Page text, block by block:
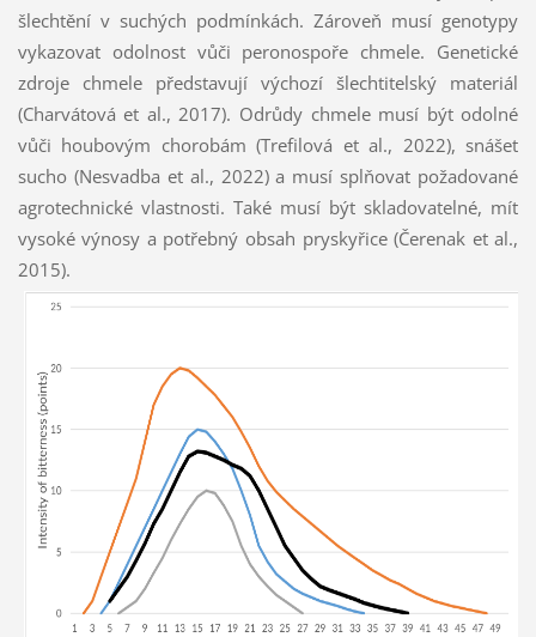
šlechtění v suchých podmínkách. Zároveň musí genotypy
vykazovat odolnost vůči peronospoře chmele. Genetické
zdroje chmele představují výchozí šlechtitelský materiál
(Charvátová et al., 2017). Odrůdy chmele musí být odolné
vůči houbovým chorobám (Trefilová et al., 2022), snášet
sucho (Nesvadba et al., 2022) a musí splňovat požadované
agrotechnické vlastnosti. Také musí být skladovatelné, mít
vysoké výnosy a potřebný obsah pryskyřice (Čerenak et al.,
2015).